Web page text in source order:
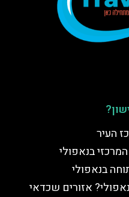
העיר
בנאפולי
בנאפולי
אזורים שכדאי